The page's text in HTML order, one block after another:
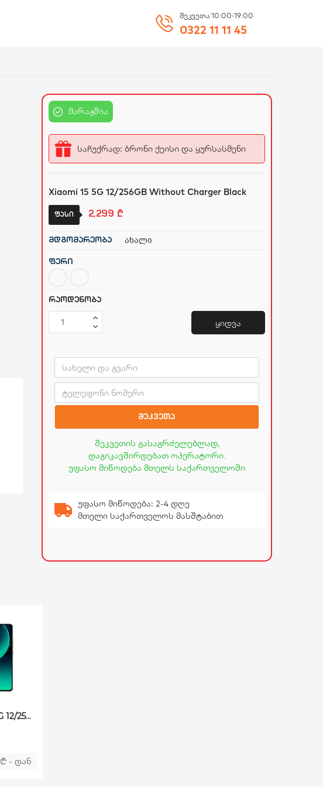
შეკვეთა 10:00-19:00
0322 11 11 45
მარაგშია
საჩუქრად: ბრონი ქეისი და ყურსასმენი
Xiaomi 15 5G 12/256GB Without Charger Black
ფასი 2,299 ₾
მდგომარეობა ახალი
ფერი
რაოდენობა
ყიდვა
შეკვეთა
შეკვეთის გასაგრძელებლად,
დაგიკავშირდებათ ოპერატორი.
უფასო მიწოდება მთელს საქართველოში
უფასო მიწოდება: 2-4 დღე
მთელი საქართველოს მასშტაბით
XIAOMI 13T 5G 12/256GB GREEN
₾- დან